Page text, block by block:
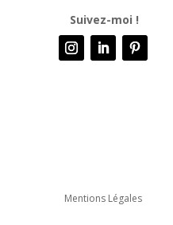
Suivez-moi !
Mentions Légales